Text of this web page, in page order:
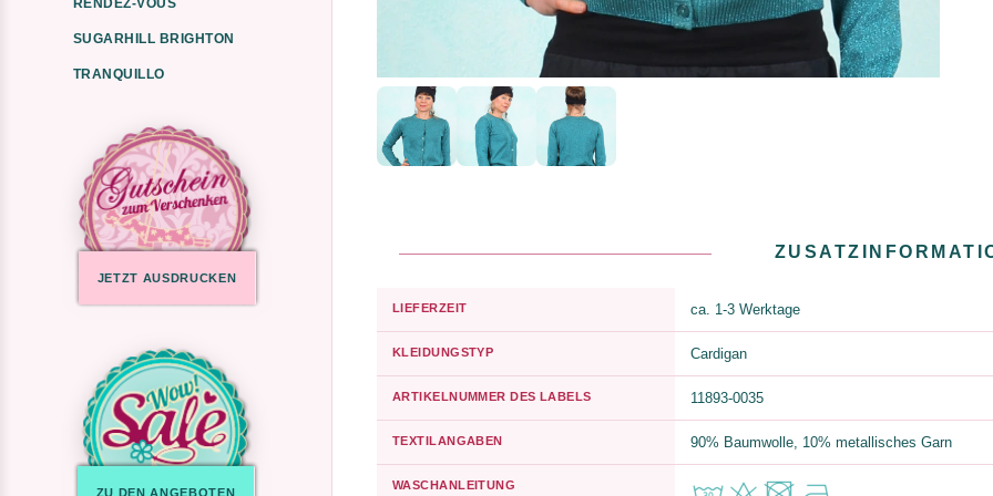
RENDEZ-VOUS
SUGARHILL BRIGHTON
TRANQUILLO
JETZT AUSDRUCKEN
ZU DEN ANGEBOTEN
LIEFERZEIT ca. 1-3 Werktage
KLEIDUNGSTYP Cardigan
ARTIKELNUMMER DES LABELS 11893-0035
TEXTILANGABEN 90% Baumwolle, 10% metallisches Garn
WASCHANLEITUNG